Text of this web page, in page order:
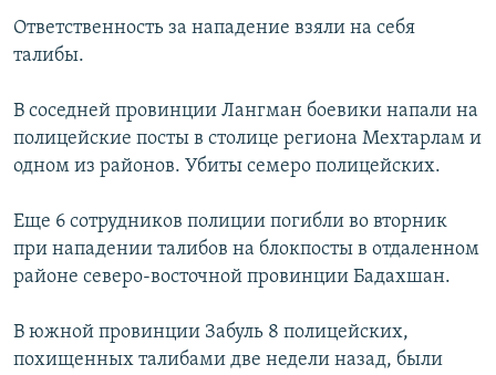
Ответственность за нападение взяли на себя
талибы.
В соседней провинции Лангман боевики напали на
полицейские посты в столице региона Мехтарлам и
одном из районов. Убиты семеро полицейских.
Еще 6 сотрудников полиции погибли во вторник
при нападении талибов на блокпосты в отдаленном
районе северо-восточной провинции Бадахшан.
В южной провинции Забуль 8 полицейских,
похищенных талибами две недели назад, были